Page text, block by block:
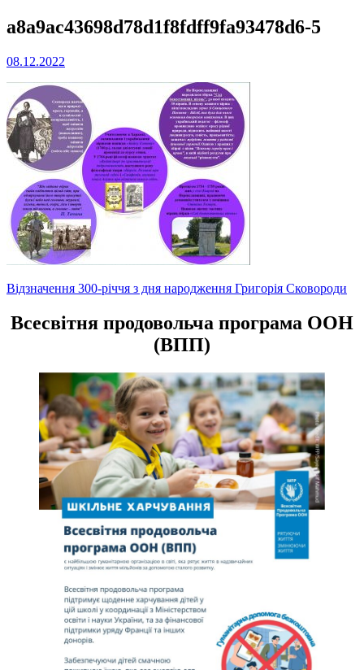
a8a9ac43698d78d1f8fdff9fa93478d6-5
08.12.2022
Навігація
записів
Відзначення 300-річчя з дня народження Григорія Сковороди
Всесвітня продовольча програма ООН
(ВПП)